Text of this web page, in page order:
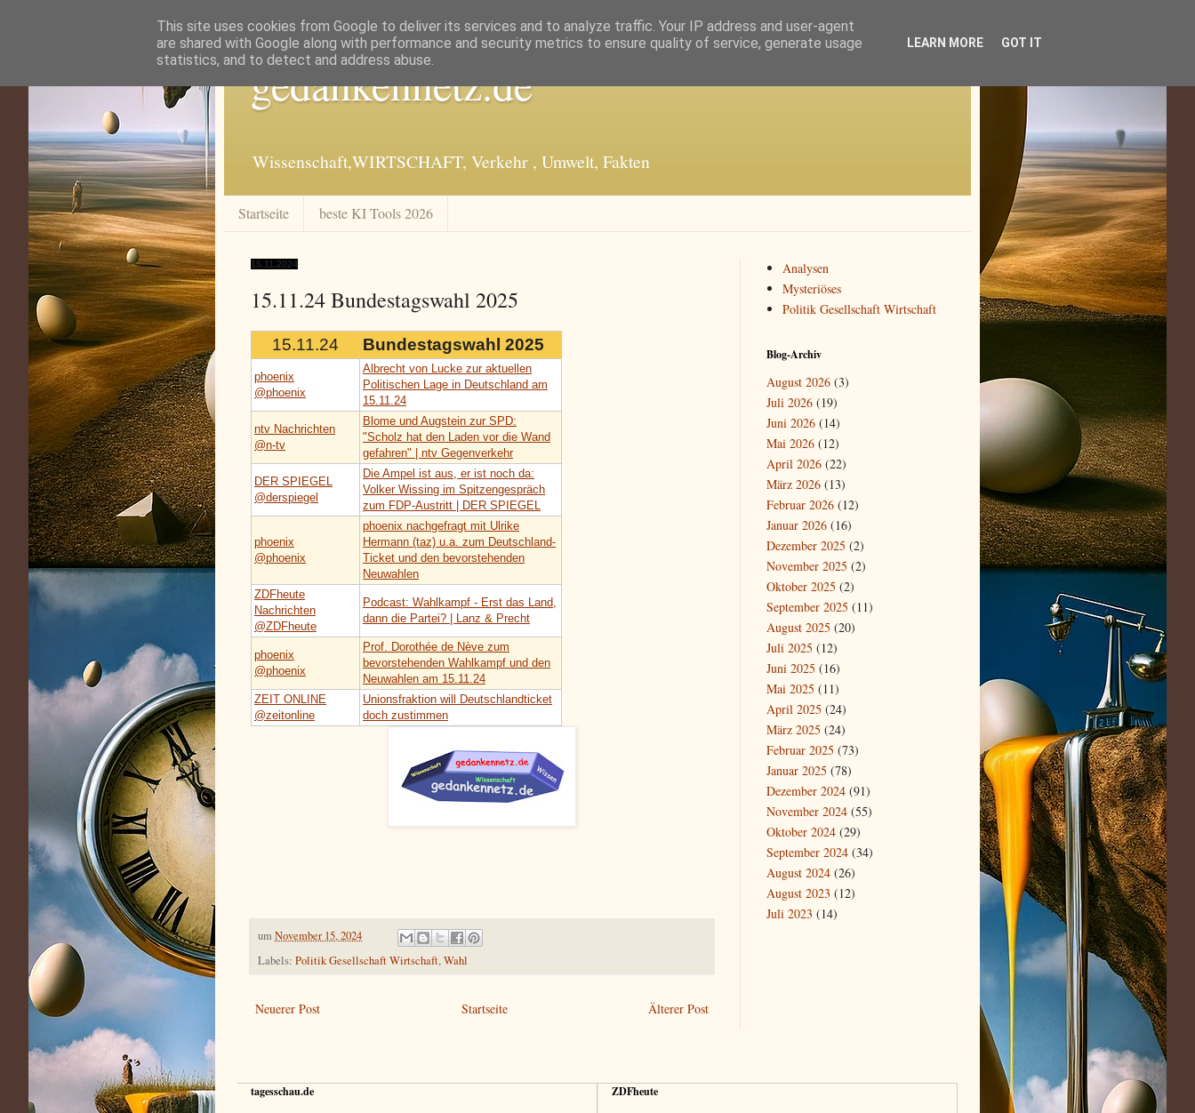
gedankennetz.de
Wissenschaft,WIRTSCHAFT, Verkehr , Umwelt, Fakten
Startseite beste KI Tools 2026
15.11.2024
15.11.24 Bundestagswahl 2025
15.11.24 Bundestagswahl 2025
phoenix
@phoenix
Albrecht von Lucke zur aktuellen
Politischen Lage in Deutschland am
15.11.24
ntv Nachrichten
@n-tv
Blome und Augstein zur SPD:
"Scholz hat den Laden vor die Wand
gefahren" | ntv Gegenverkehr
DER SPIEGEL
@derspiegel
Die Ampel ist aus, er ist noch da:
Volker Wissing im Spitzengespräch
zum FDP-Austritt | DER SPIEGEL
phoenix
@phoenix
phoenix nachgefragt mit Ulrike
Hermann (taz) u.a. zum Deutschland-
Ticket und den bevorstehenden
Neuwahlen
ZDFheute
Nachrichten
@ZDFheute
Podcast: Wahlkampf - Erst das Land,
dann die Partei? | Lanz & Precht
phoenix
@phoenix
Prof. Dorothée de Nève zum
bevorstehenden Wahlkampf und den
Neuwahlen am 15.11.24
ZEIT ONLINE
@zeitonline
Unionsfraktion will Deutschlandticket
doch zustimmen
umNovember 15, 2024
Labels: Politik Gesellschaft Wirtschaft,Wahl
Neuerer Post Älterer Post
Startseite
Analysen
Mysteriöses
Politik Gesellschaft Wirtschaft
Blog-Archiv
August 2026 (3)
Juli 2026 (19)
Juni 2026 (14)
Mai 2026 (12)
April 2026 (22)
März 2026 (13)
Februar 2026 (12)
Januar 2026 (16)
Dezember 2025 (2)
November 2025 (2)
Oktober 2025 (2)
September 2025 (11)
August 2025 (20)
Juli 2025 (12)
Juni 2025 (16)
Mai 2025 (11)
April 2025 (24)
März 2025 (24)
Februar 2025 (73)
Januar 2025 (78)
Dezember 2024 (91)
November 2024 (55)
Oktober 2024 (29)
September 2024 (34)
August 2024 (26)
August 2023 (12)
Juli 2023 (14)
tagesschau.de ZDFheute
This site uses cookies from Google to deliver its services and to analyze traffic. Your IP address and user-agent
are shared with Google along with performance and security metrics to ensure quality of service, generate usage
statistics, and to detect and address abuse.
LEARN MORE GOT IT